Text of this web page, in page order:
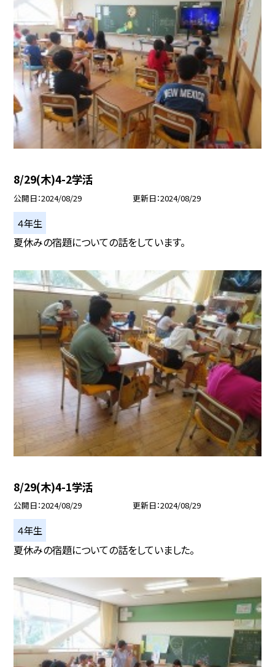
8/29(木)4-2学活
公開日 2024/08/29 更新日 2024/08/29
４年生
夏休みの宿題についての話をしています。
8/29(木)4-1学活
公開日 2024/08/29 更新日 2024/08/29
４年生
夏休みの宿題についての話をしていました。